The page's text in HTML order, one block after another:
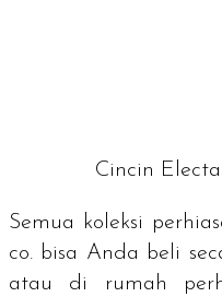
Cincin
Semua koleksi
co. bisa Anda beli
atau di rumah